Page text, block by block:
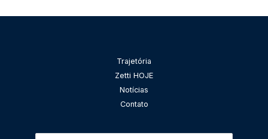
Trajetória
Zetti HOJE
Notícias
Contato
Pesquisar